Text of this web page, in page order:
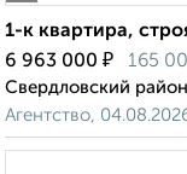
1-к квартира,
6 963 000 ₽ 165
Свердловский
Агентство,